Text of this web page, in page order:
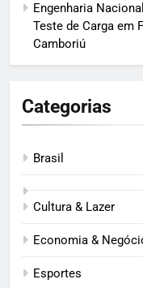
Engenharia
Teste de Carga em
Camboriú
Categorias
Brasil
Cultura & Lazer
Economia &
Esportes